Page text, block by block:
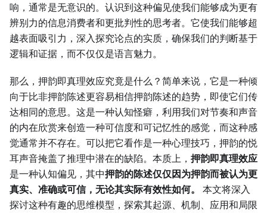
响，通常是无意识的。认识到这种偏见使我们能够成为更有
辨别力的信息消费者和更批判性的思考者。它使我们能够超
越表面吸引力，深入探究论点的实质，确保我们的判断基于
逻辑和证据，而不仅仅是语言魅力。
那么，押韵即真理效应究竟是什么？简单来说，它是一种倾
向于比非押韵陈述更容易相信押韵陈述的趋势，即使它们传
达相同的意思。这是一种认知怪癖，利用我们对节奏和声音
的内在欣赏来创造一种可信度和可记忆性的感觉，而这种感
觉通常并不存在。可以把它看作是一种心理技巧，押韵的悦
耳声音掩盖了推理中潜在的缺陷。本质上， 押韵即真理效应
是一种认知偏见，其中押韵的陈述仅仅因为押韵而被认为更
真实、准确或可信，无论其实际有效性如何。
本文将深入
探讨这种有趣的思维模型，探索其起源、机制、应用和局限